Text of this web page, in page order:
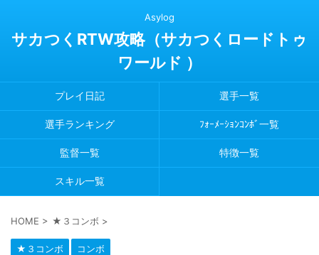
Asylog
サカつくRTW攻略（サカつくロードトゥ
ワールド ）
プレイ日記 選手一覧
選手ランキング ﾌｫｰﾒｰｼｮﾝｺﾝﾎﾞ一覧
監督一覧 特徴一覧
スキル一覧
HOME > ★３コンボ >
★３コンボ コンボ